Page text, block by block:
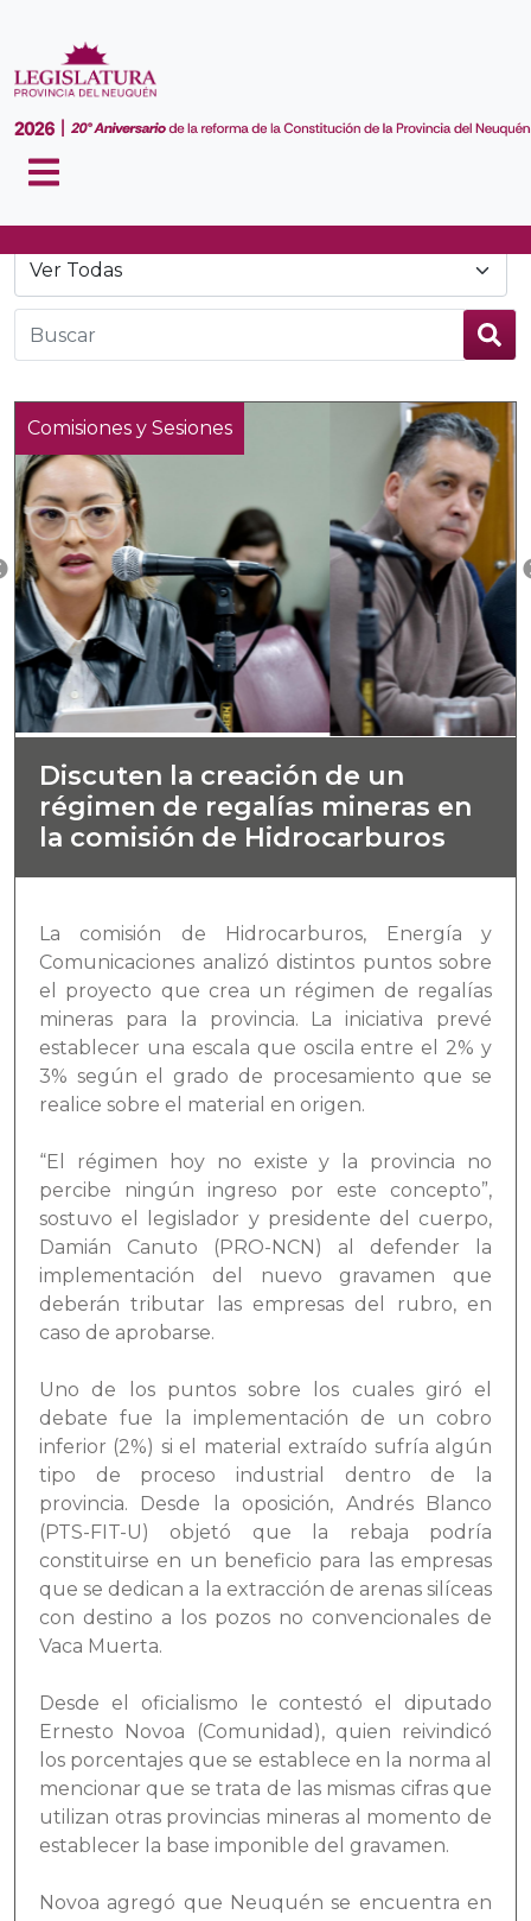
Comisiones y Sesiones
Discuten la creación de un
régimen de regalías mineras en
la comisión de Hidrocarburos
La comisión de Hidrocarburos, Energía y
Comunicaciones analizó distintos puntos sobre
el proyecto que crea un régimen de regalías
mineras para la provincia. La iniciativa prevé
establecer una escala que oscila entre el 2% y
3% según el grado de procesamiento que se
realice sobre el material en origen.
“El régimen hoy no existe y la provincia no
percibe ningún ingreso por este concepto”,
sostuvo el legislador y presidente del cuerpo,
Damián Canuto (PRO-NCN) al defender la
implementación del nuevo gravamen que
deberán tributar las empresas del rubro, en
caso de aprobarse.
Uno de los puntos sobre los cuales giró el
debate fue la implementación de un cobro
inferior (2%) si el material extraído sufría algún
tipo de proceso industrial dentro de la
provincia. Desde la oposición, Andrés Blanco
(PTS-FIT-U) objetó que la rebaja podría
constituirse en un beneficio para las empresas
que se dedican a la extracción de arenas silíceas
con destino a los pozos no convencionales de
Vaca Muerta.
Desde el oficialismo le contestó el diputado
Ernesto Novoa (Comunidad), quien reivindicó
los porcentajes que se establece en la norma al
mencionar que se trata de las mismas cifras que
utilizan otras provincias mineras al momento de
establecer la base imponible del gravamen.
Novoa agregó que Neuquén se encuentra en